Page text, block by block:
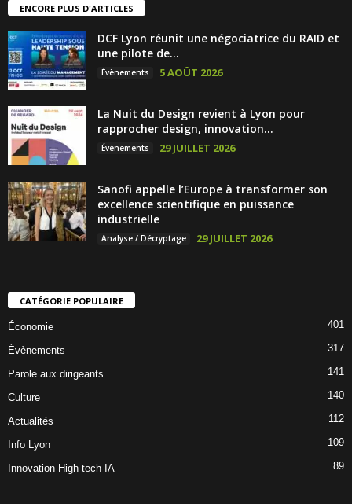
ENCORE PLUS D'ARTICLES
DCF Lyon réunit une négociatrice du RAID et
une pilote de...
Évènements 5 AOÛT 2026
La Nuit du Design revient à Lyon pour
rapprocher design, innovation...
Évènements 29 JUILLET 2026
Sanofi appelle l’Europe à transformer son
excellence scientifique en puissance
industrielle
Analyse / Décryptage 29 JUILLET 2026
CATÉGORIE POPULAIRE
Économie 401
Évènements 317
Parole aux dirigeants 141
Culture 140
Actualités 112
Info Lyon 109
Innovation-High tech-IA 89